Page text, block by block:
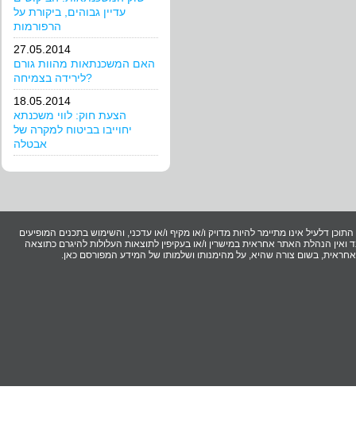
עדיין גבוהים, ביקורת על
הרפורמות
27.05.2014
האם המשכנתאות מהוות גורם
לירידה בצמיחה?
18.05.2014
הצעת חוק: לווי משכנתא
יחוייבו בביטוח למקרה של
אבטלה
דלעיל אינו מתיימר להיות מדויק ו/או מקיף ו/או עדכני, והשימוש בתכנים המופיעים
הנהלת האתר אחראית במישרין ו/או בעקיפין לתוצאות העלולות להיגרם כתוצאה
בשום צורה שהיא, על מהימנותו ושלמותו של המידע המפורסם כאן.